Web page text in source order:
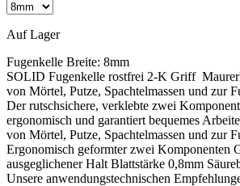
Auf Lager
Fugenkelle Breite: 8mm
SOLID Fugenkelle rostfrei 2-K Griff
von Mörtel, Putze, Spachtelmassen und zur
Der rutschsichere, verklebte zwei
ergonomisch und garantiert bequemes
von Mörtel, Putze, Spachtelmassen und zur
Ergonomisch geformter zwei Komponenten
ausgeglichener Halt Blattstärke 0,8mm
Unsere anwendungstechnischen